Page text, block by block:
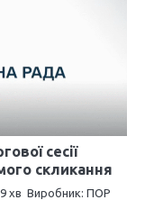
сесії
скликання
хв Виробник: ПОР